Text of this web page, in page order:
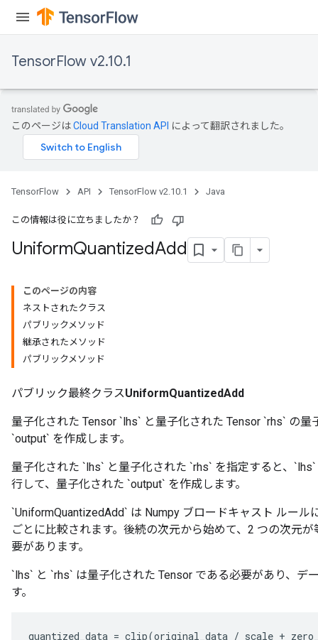
TensorFlow v2.10.1
このページはCloud Translation API によって翻訳されました。
TensorFlow API TensorFlow v2.10.1 Java
この情報は役に立ちましたか？
UniformQuantizedAdd
このページの内容
ネストされたクラス
パブリックメソッド
継承されたメソッド
パブリックメソッド
パブリック最終クラスUniformQuantizedAdd
量子化された Tensor `lhs` と量子化された Tensor `rhs` の
`output` を作成します。
量子化された `lhs` と量子化された `rhs` を指定すると、
行して、量子化された `output` を作成します。
`UniformQuantizedAdd` は Numpy ブロードキャスト ルー
ごとに比較されます。後続の次元から始めて、2 つの次元
要があります。
`lhs` と `rhs` は量子化された Tensor である必要があり、デ
す。
quantized_data = clip(original_data / scale +